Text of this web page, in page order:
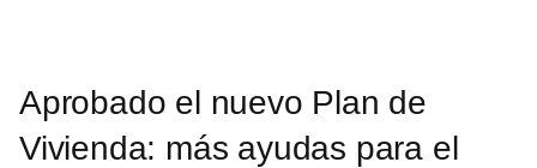
Aprobado el nuevo Plan de
Vivienda: más ayudas para el